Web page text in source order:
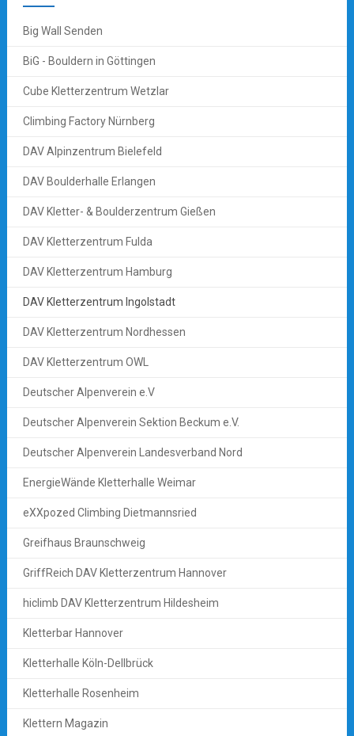
Big Wall Senden
BiG - Bouldern in Göttingen
Cube Kletterzentrum Wetzlar
Climbing Factory Nürnberg
DAV Alpinzentrum Bielefeld
DAV Boulderhalle Erlangen
DAV Kletter- & Boulderzentrum Gießen
DAV Kletterzentrum Fulda
DAV Kletterzentrum Hamburg
DAV Kletterzentrum Ingolstadt
DAV Kletterzentrum Nordhessen
DAV Kletterzentrum OWL
Deutscher Alpenverein e.V
Deutscher Alpenverein Sektion Beckum e.V.
Deutscher Alpenverein Landesverband Nord
EnergieWände Kletterhalle Weimar
eXXpozed Climbing Dietmannsried
Greifhaus Braunschweig
GriffReich DAV Kletterzentrum Hannover
hiclimb DAV Kletterzentrum Hildesheim
Kletterbar Hannover
Kletterhalle Köln-Dellbrück
Kletterhalle Rosenheim
Klettern Magazin